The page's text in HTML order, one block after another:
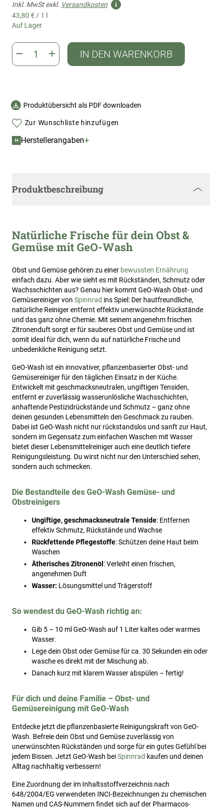
Inkl. MwSt exkl. Versandkosten
43,80 € / 1 l
Auf Lager
IN DEN WARENKORB
Produktübersicht als PDF downloaden
Zur Wunschliste hinzufügen
H Herstellerangaben+
Produktbeschreibung
Natürliche Frische für dein Obst &
Gemüse mit GeO-Wash
Obst und Gemüse gehören zu einer bewussten Ernährung
einfach dazu. Aber wie sieht es mit Rückständen, Schmutz oder
Wachsschichten aus? Genau hier kommt GeO-Wash Obst- und
Gemüsereiniger von Spinnrad ins Spiel: Der hautfreundliche,
natürliche Reiniger entfernt effektiv unerwünschte Rückstände
und das ganz ohne Chemie. Mit seinem angenehm frischen
Zitronenduft sorgt er für sauberes Obst und Gemüse und ist
somit ideal für dich, wenn du auf natürliche Frische und
unbedenkliche Reinigung setzt.
GeO-Wash ist ein innovativer, pflanzenbasierter Obst- und
Gemüsereiniger für den täglichen Einsatz in der Küche.
Entwickelt mit geschmacksneutralen, ungiftigen Tensiden,
entfernt er zuverlässig wasserunlösliche Wachsschichten,
anhaftende Pestizidrückstände und Schmutz – ganz ohne
deinen gesunden Lebensmitteln den Geschmack zu rauben.
Dabei ist GeO-Wash nicht nur rückstandslos und sanft zur Haut,
sondern im Gegensatz zum einfachen Waschen mit Wasser
bietet dieser Lebensmittelreiniger auch eine deutlich tiefere
Reinigungsleistung. Du wirst nicht nur den Unterschied sehen,
sondern auch schmecken.
Die Bestandteile des GeO-Wash Gemüse- und
Obstreinigers
Ungiftige, geschmacksneutrale Tenside: Entfernen
effektiv Schmutz, Rückstände und Wachse
Rückfettende Pflegestoffe: Schützen deine Haut beim
Waschen
Ätherisches Zitronenöl : Verleiht einen frischen,
angenehmen Duft
Wasser: Lösungsmittel und Trägerstoff
So wendest du GeO-Wash richtig an:
Gib 5 – 10 ml GeO-Wash auf 1 Liter kaltes oder warmes
Wasser.
Lege dein Obst oder Gemüse für ca. 30 Sekunden ein oder
wasche es direkt mit der Mischung ab.
Danach kurz mit klarem Wasser abspülen – fertig!
Für dich und deine Familie – Obst- und
Gemüsereinigung mit GeO-Wash
Entdecke jetzt die pflanzenbasierte Reinigungskraft von GeO-
Wash. Befreie dein Obst und Gemüse zuverlässig von
unerwünschten Rückständen und sorge für ein gutes Gefühl bei
jedem Bissen. Jetzt GeO-Wash beiSpinnrad kaufen und deinen
Alltag nachhaltig verbessern!
Eine Zuordnung der im Inhaltsstoffverzeichnis nach
648/2004/EG verwendeten INCI-Bezeichnungen zu chemischen
Namen und CAS-Nummern findet sich auf der Pharmacos-